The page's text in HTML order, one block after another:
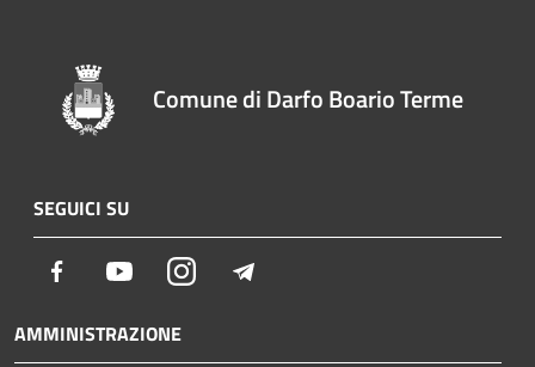
Comune di Darfo Boario Terme
SEGUICI SU
Facebook YoutubeInstagram
AMMINISTRAZIONE